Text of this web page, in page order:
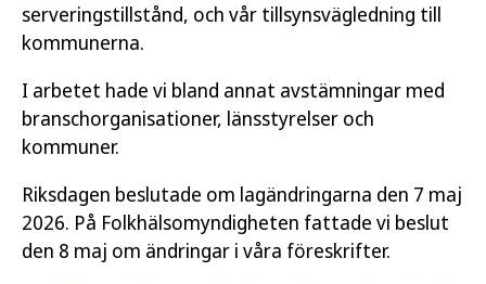
serveringstillstånd, och vår tillsynsvägledning till
kommunerna.
I arbetet hade vi bland annat avstämningar med
branschorganisationer, länsstyrelser och
kommuner.
Riksdagen beslutade om lagändringarna den 7 maj
2026. På Folkhälsomyndigheten fattade vi beslut
den 8 maj om ändringar i våra föreskrifter.